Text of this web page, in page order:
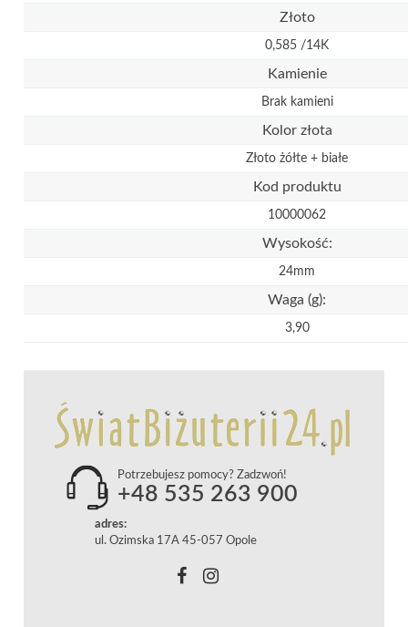
Złoto
0,585 /14K
Kamienie
Brak kamieni
Kolor złota
Złoto żółte + białe
Kod produktu
10000062
Wysokość:
24mm
Waga (g):
3,90
Potrzebujesz pomocy? Zadzwoń!
+48 535 263 900
adres:
ul. Ozimska 17A 45-057 Opole